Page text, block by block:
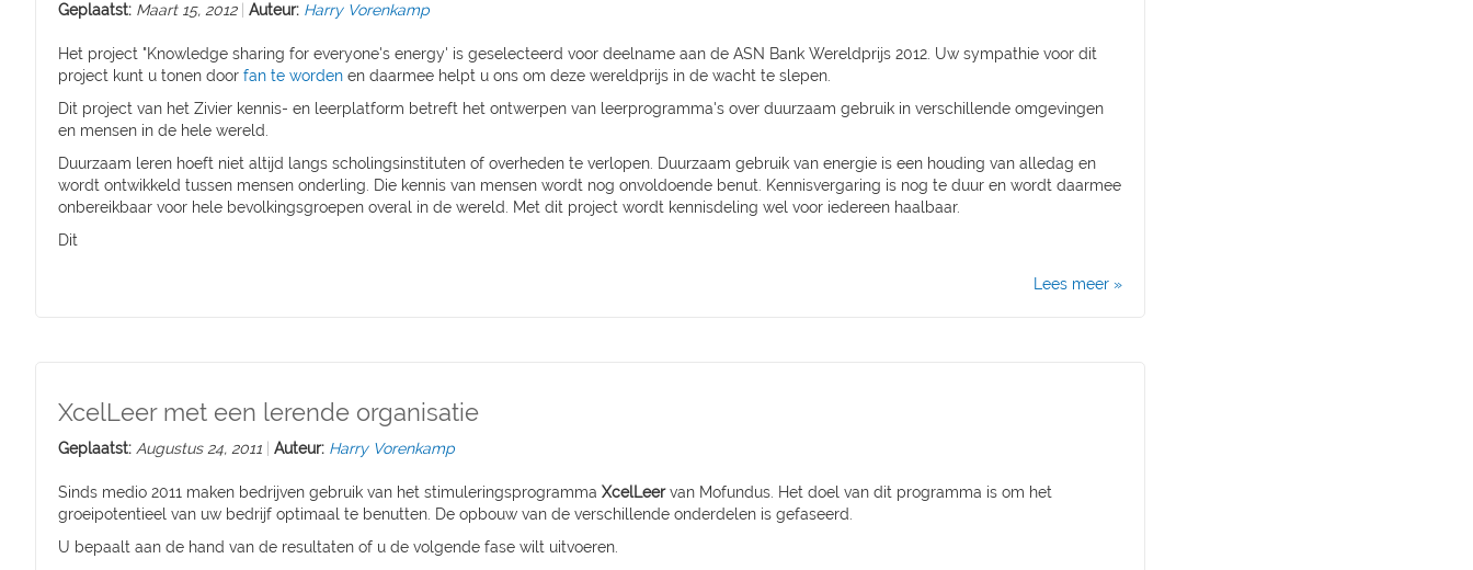
Geplaatst: Maart 15, 2012 Auteur: Harry Vorenkamp
Het project "Knowledge sharing for everyone's energy' is geselecteerd voor deelname aan de ASN Bank Wereldprijs 2012. Uw sympathie voor dit
project kunt u tonen door fan te worden en daarmee helpt u ons om deze wereldprijs in de wacht te slepen.
Dit project van het Zivier kennis- en leerplatform betreft het ontwerpen van leerprogramma's over duurzaam gebruik in verschillende omgevingen
en mensen in de hele wereld.
Duurzaam leren hoeft niet altijd langs scholingsinstituten of overheden te verlopen. Duurzaam gebruik van energie is een houding van alledag en
wordt ontwikkeld tussen mensen onderling. Die kennis van mensen wordt nog onvoldoende benut. Kennisvergaring is nog te duur en wordt daarmee
onbereikbaar voor hele bevolkingsgroepen overal in de wereld. Met dit project wordt kennisdeling wel voor iedereen haalbaar.
Dit
Lees meer »
XcelLeer met een lerende organisatie
Geplaatst: Augustus 24, 2011 Auteur: Harry Vorenkamp
Sinds medio 2011 maken bedrijven gebruik van het stimuleringsprogramma XcelLeervan Mofundus. Het doel van dit programma is om het
groeipotentieel van uw bedrijf optimaal te benutten. De opbouw van de verschillende onderdelen is gefaseerd.
U bepaalt aan de hand van de resultaten of u de volgende fase wilt uitvoeren.